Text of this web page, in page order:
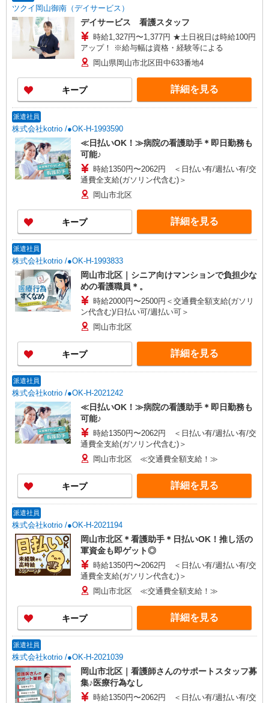
ツクイ岡山御南（デイサービス）
デイサービス 看護スタッフ
時給1,327円〜1,377円 ★土日祝日は時給100円
アップ！ ※給与幅は資格・経験等による
岡山県岡山市北区田中633番地4
キープ 詳細を見る
派遣社員
株式会社kotrio /●OK-H-1993590
≪日払いOK！≫病院の看護助手＊即日勤務も
可能♪
時給1350円〜2062円 ＜日払い有/週払い有/交
通費全支給(ガソリン代含む)＞
岡山市北区
キープ 詳細を見る
派遣社員
株式会社kotrio /●OK-H-1993833
岡山市北区｜シニア向けマンションで負担少な
めの看護職員＊。
時給2000円〜2500円＜交通費全額支給(ガソリ
ン代含む)/日払い可/週払い可＞
岡山市北区
キープ 詳細を見る
派遣社員
株式会社kotrio /●OK-H-2021242
≪日払いOK！≫病院の看護助手＊即日勤務も
可能♪
時給1350円〜2062円 ＜日払い有/週払い有/交
通費全支給(ガソリン代含む)＞
岡山市北区 ≪交通費全額支給！≫
キープ 詳細を見る
派遣社員
株式会社kotrio /●OK-H-2021194
岡山市北区＊看護助手＊日払いOK！推し活の
軍資金も即ゲット◎
時給1350円〜2062円 ＜日払い有/週払い有/交
通費全支給(ガソリン代含む)＞
岡山市北区 ≪交通費全額支給！≫
キープ 詳細を見る
派遣社員
株式会社kotrio /●OK-H-2021039
岡山市北区｜看護師さんのサポートスタッフ募
集♪医療行為なし
時給1350円〜2062円 ＜日払い有/週払い有/交